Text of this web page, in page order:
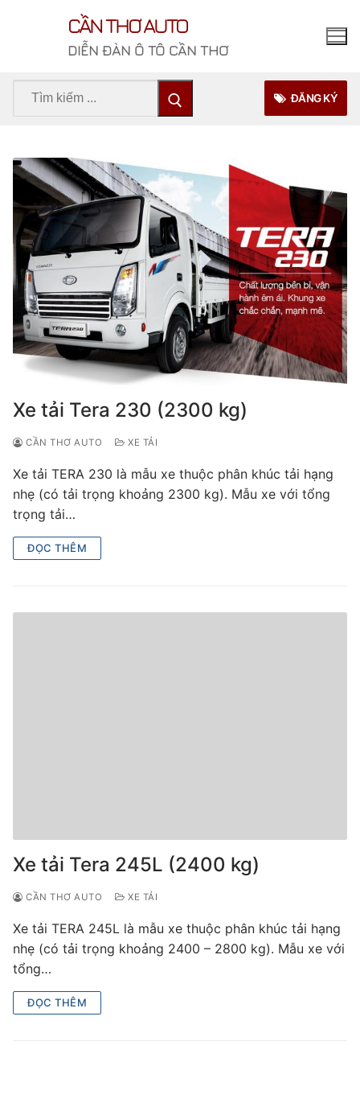
CẦN THƠ AUTO
DIỄN ĐÀN Ô TÔ CẦN THƠ
Tìm
ĐĂNG KÝ
Xe tải Tera 230 (2300 kg)
CẦN THƠ AUTO XE TẢI
Xe tải TERA 230 là mẫu xe thuộc phân khúc tải hạng
nhẹ (có tải trọng khoảng 2300 kg). Mẫu xe với tổng
trọng tải…
ĐỌC THÊM
Xe tải Tera 245L (2400 kg)
CẦN THƠ AUTO XE TẢI
Xe tải TERA 245L là mẫu xe thuộc phân khúc tải hạng
nhẹ (có tải trọng khoảng 2400 – 2800 kg). Mẫu xe với
tổng…
ĐỌC THÊM